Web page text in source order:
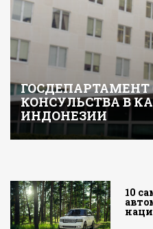
КОНСУЛЬСТВА В
ИНДОНЕЗИИ
10